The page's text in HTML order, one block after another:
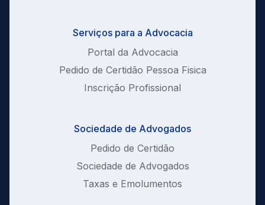
Serviços para a Advocacia
Portal da Advocacia
Pedido de Certidão Pessoa Fisica
Inscrição Profissional
Sociedade de Advogados
Pedido de Certidão
Sociedade de Advogados
Taxas e Emolumentos